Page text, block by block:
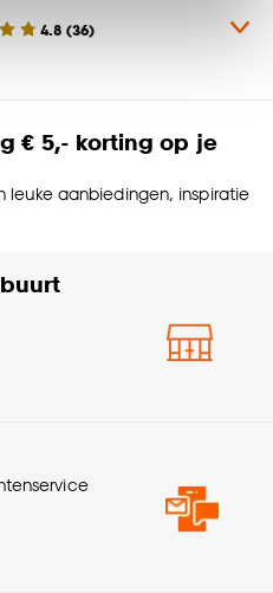
om gebruik te maken
‘weigeren’ om alleen de
aanpassen’ te
deze keuze altijd nog
Polyester
Woonkamer, Slaapkamer,
4.8 (36)
€ 5,- korting op je
leuke aanbiedingen, inspiratie